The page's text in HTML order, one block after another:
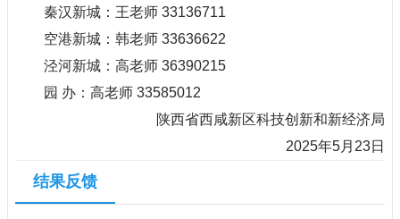
秦汉新城：王老师 33136711
空港新城：韩老师 33636622
泾河新城：高老师 36390215
园 办：高老师 33585012
陕西省西咸新区科技创新和新经济局
2025年5月23日
结果反馈